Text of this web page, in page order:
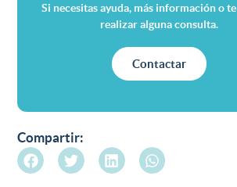
Compartir:
Si necesitas ayuda, más información o
realizar alguna consulta.
Contactar